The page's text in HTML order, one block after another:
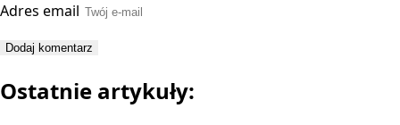
Adres email
Ostatnie artykuły: